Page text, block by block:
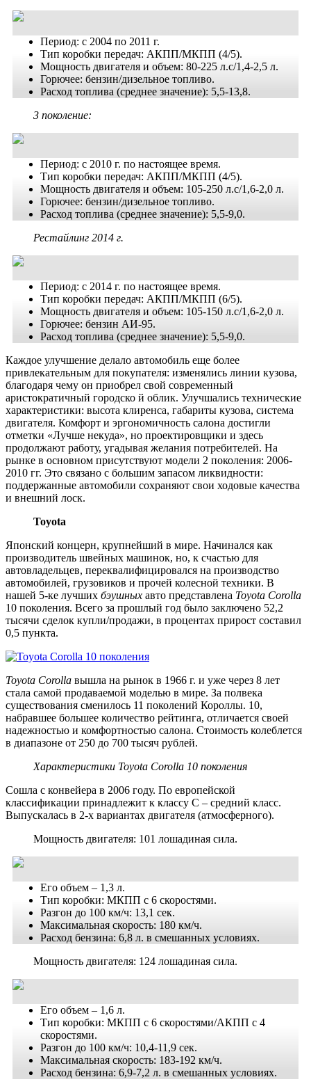
Период: с 2004 по 2011 г.
Тип коробки передач: АКПП/МКПП (4/5).
Мощность двигателя и объем: 80-225 л.с/1,4-2,5 л.
Горючее: бензин/дизельное топливо.
Расход топлива (среднее значение): 5,5-13,8.
3 поколение:
Период: с 2010 г. по настоящее время.
Тип коробки передач: АКПП/МКПП (4/5).
Мощность двигателя и объем: 105-250 л.с/1,6-2,0 л.
Горючее: бензин/дизельное топливо.
Расход топлива (среднее значение): 5,5-9,0.
Рестайлинг 2014 г.
Период: с 2014 г. по настоящее время.
Тип коробки передач: АКПП/МКПП (6/5).
Мощность двигателя и объем: 105-150 л.с/1,6-2,0 л.
Горючее: бензин АИ-95.
Расход топлива (среднее значение): 5,5-9,0.
Каждое улучшение делало автомобиль еще более
привлекательным для покупателя: изменялись линии кузова,
благодаря чему он приобрел свой современный
аристократичный городско й облик. Улучшались технические
характеристики: высота клиренса, габариты кузова, система
двигателя. Комфорт и эргономичность салона достигли
отметки «Лучше некуда», но проектировщики и здесь
продолжают работу, угадывая желания потребителей. На
рынке в основном присутствуют модели 2 поколения: 2006-
2010 гг. Это связано с большим запасом ликвидности:
поддержанные автомобили сохраняют свои ходовые качества
и внешний лоск.
Toyota
Японский концерн, крупнейший в мире. Начинался как
производитель швейных машинок, но, к счастью для
автовладельцев, переквалифицировался на производство
автомобилей, грузовиков и прочей колесной техники. В
нашей 5-ке лучших бэушных авто представлена Toyota Corolla
10 поколения. Всего за прошлый год было заключено 52,2
тысячи сделок купли/продажи, в процентах прирост составил
0,5 пункта.
Toyota Corolla вышла на рынок в 1966 г. и уже через 8 лет
стала самой продаваемой моделью в мире. За полвека
существования сменилось 11 поколений Короллы. 10,
набравшее большее количество рейтинга, отличается своей
надежностью и комфортностью салона. Стоимость колеблется
в диапазоне от 250 до 700 тысяч рублей.
Характеристики Toyota Corolla 10 поколения
Сошла с конвейера в 2006 году. По европейской
классификации принадлежит к классу C – средний класс.
Выпускалась в 2-х вариантах двигателя (атмосферного).
Мощность двигателя: 101 лошадиная сила.
Его объем – 1,3 л.
Тип коробки: МКПП с 6 скоростями.
Разгон до 100 км/ч: 13,1 сек.
Максимальная скорость: 180 км/ч.
Расход бензина: 6,8 л. в смешанных условиях.
Мощность двигателя: 124 лошадиная сила.
Его объем – 1,6 л.
Тип коробки: МКПП с 6 скоростями/АКПП с 4
скоростями.
Разгон до 100 км/ч: 10,4-11,9 сек.
Максимальная скорость: 183-192 км/ч.
Расход бензина: 6,9-7,2 л. в смешанных условиях.